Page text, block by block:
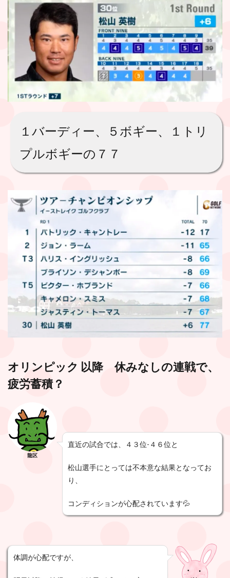
１バーディー、５ボギー、１トリ
プルボギーの７７
オリンピック 以降 休みなしの連戦で、
疲労蓄積？
龍区
直近の試合では、４３位-４６位と
松山選手にとっては不本意な結果となってお
り、
コンディションが心配されています💦
体調が心配ですが、